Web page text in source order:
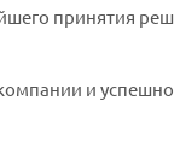
принятия
и